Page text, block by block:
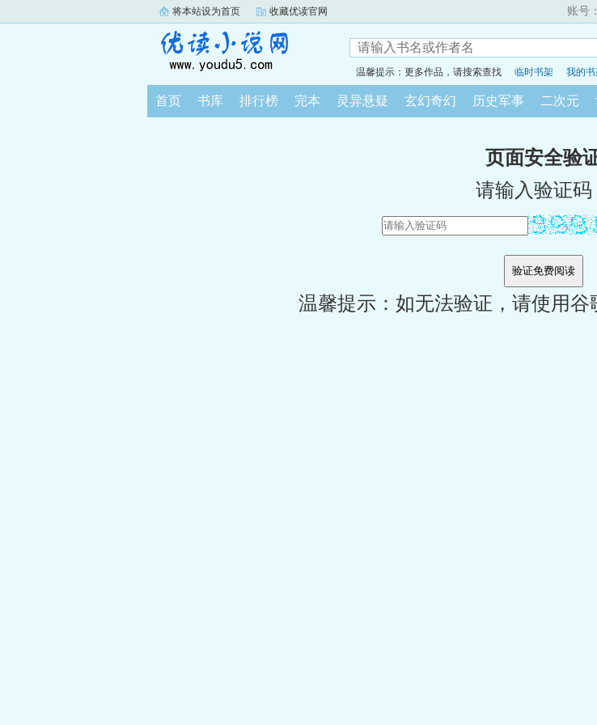
将本站设为首页 收藏优读官网 账号：
温馨提示：更多作品，请搜索查找 临时书架 我的
首页 书库 排行榜 完本 灵异悬疑 玄幻奇幻 历史军事 二次元
页面安全验
请输入验证码
温馨提示：如无法验证，请使用谷